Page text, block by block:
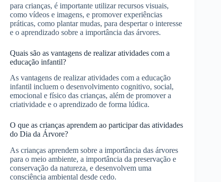
para crianças, é importante utilizar recursos visuais,
como vídeos e imagens, e promover experiências
práticas, como plantar mudas, para despertar o interesse
e o aprendizado sobre a importância das árvores.
Quais são as vantagens de realizar atividades com a
educação infantil?
As vantagens de realizar atividades com a educação
infantil incluem o desenvolvimento cognitivo, social,
emocional e físico das crianças, além de promover a
criatividade e o aprendizado de forma lúdica.
O que as crianças aprendem ao participar das atividades
do Dia da Árvore?
As crianças aprendem sobre a importância das árvores
para o meio ambiente, a importância da preservação e
conservação da natureza, e desenvolvem uma
consciência ambiental desde cedo.